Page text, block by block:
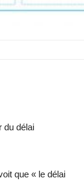
du délai
que « le délai